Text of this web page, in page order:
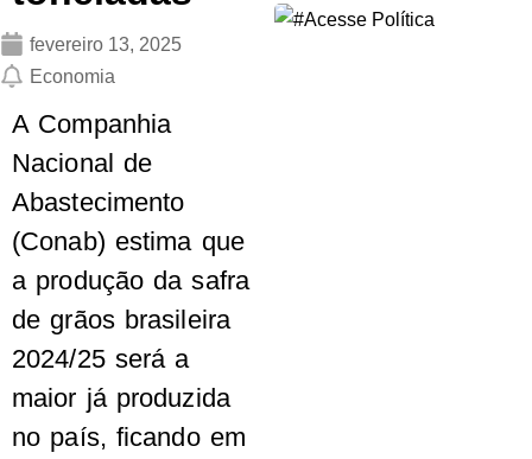
fevereiro 13, 2025
Economia
A Companhia
Nacional de
Abastecimento
(Conab) estima que
a produção da safra
de grãos brasileira
2024/25 será a
maior já produzida
no país, ficando em